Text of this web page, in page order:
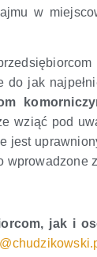
w
do jak
wziąć pod
jak i